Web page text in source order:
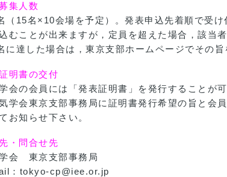
集人数
（15名×10会場を予定）。発表申込先着順で受
むことが出来ますが，定員を超えた場合，該当
に達した場合は，東京支部ホームページでその旨
明書の交付
会の会員には「発表証明書」を発行することが
学会東京支部事務局に証明書発行希望の旨と会
お知らせ下さい。
・問合せ先
会 東京支部事務局
：tokyo-cp@iee.or.jp